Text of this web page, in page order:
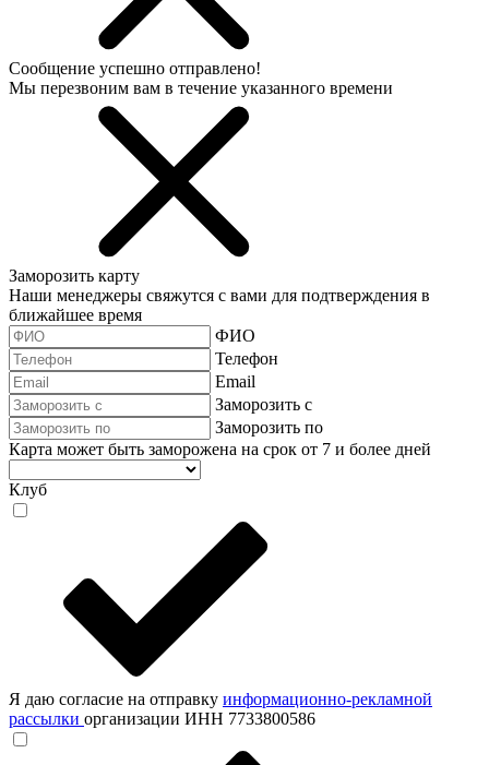
Сообщение успешно отправлено!
Мы перезвоним вам в течение указанного времени
Заморозить карту
Наши менеджеры свяжутся с вами для подтверждения в
ближайшее время
ФИО
Телефон
Email
Заморозить с
Заморозить по
Карта может быть заморожена на срок от 7 и более дней
Клуб
Я даю согласие на отправку информационно-рекламной
рассылки организации ИНН 7733800586